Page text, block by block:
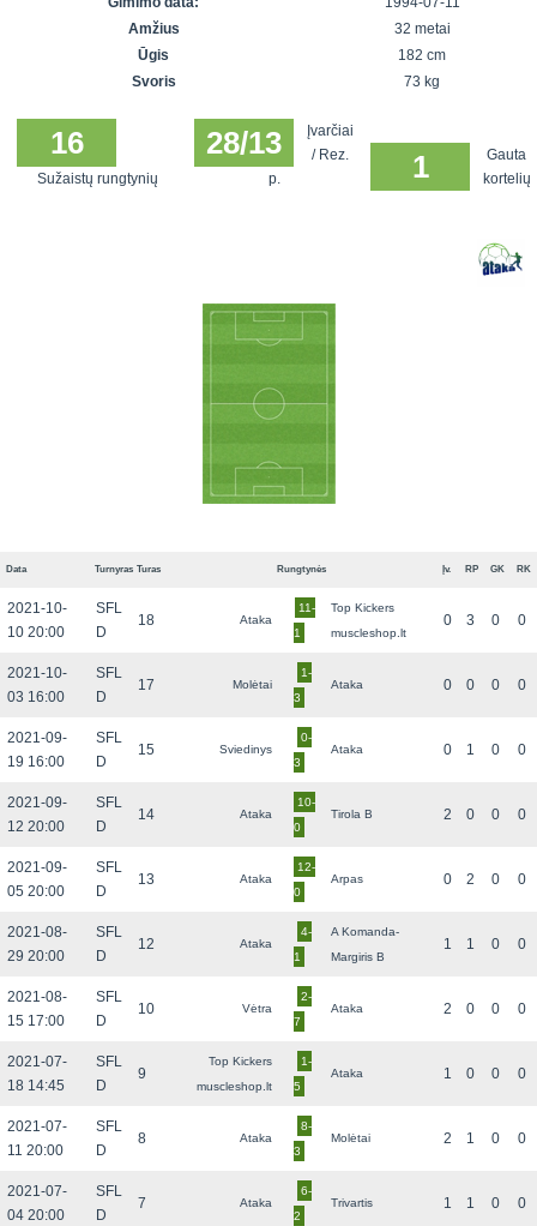
SFL rudens
Snaigės taurė
čempionatas
Vilnius
Amžius
32 metai
Ūgis
182 cm
Svoris
73 kg
16
Sužaistų rungtynių
28/13
Įvarčiai
/ Rez.
p.
1
Gauta
kortelių
Data Turnyras Turas Rungtynės Įv. RP GK RK
2021-10-
10 20:00
SFL
D
18 Ataka
11-
1
Top Kickers
muscleshop.lt
0 3 0 0
2021-10-
03 16:00
SFL
D
17 Molėtai
1-
3
Ataka 0 0 0 0
2021-09-
19 16:00
SFL
D
15 Sviedinys
0-
3
Ataka 0 1 0 0
2021-09-
12 20:00
SFL
D
14 Ataka
10-
0
Tirola B 2 0 0 0
2021-09-
05 20:00
SFL
D
13 Ataka
12-
0
Arpas 0 2 0 0
2021-08-
29 20:00
SFL
D
12 Ataka
4-
1
A Komanda-
Margiris B
1 1 0 0
2021-08-
15 17:00
SFL
D
10 Vėtra
2-
7
Ataka 2 0 0 0
2021-07-
18 14:45
SFL
D
9
Top Kickers
muscleshop.lt
1-
5
Ataka 1 0 0 0
2021-07-
11 20:00
SFL
D
8 Ataka
8-
3
Molėtai 2 1 0 0
2021-07-
04 20:00
SFL
D
7 Ataka
6-
2
Trivartis 1 1 0 0